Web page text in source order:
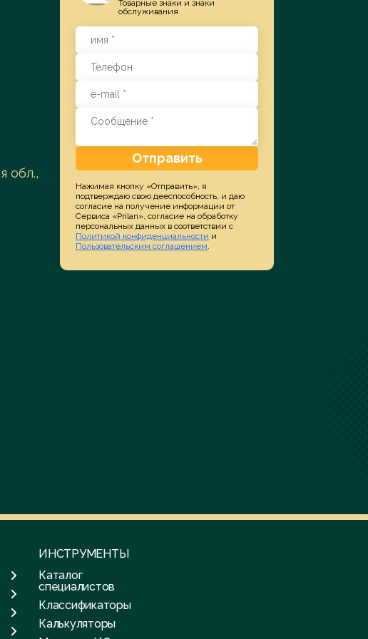
Заказать услугу
обл.,
Товарные знаки и знаки
обслуживания
Отправить
Нажимая кнопку «Отправить», я
подтверждаю свою дееспособность, и даю
согласие на получение информации от
Сервиса «Prilan», согласие на обработку
персональных данных в соответствии с
Политикой конфиденциальности и
Пользовательским соглашением.
ИНСТРУМЕНТЫ
Каталог
специалистов
Классификаторы
Калькуляторы